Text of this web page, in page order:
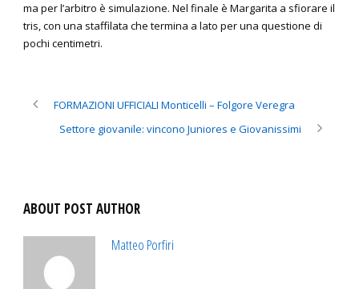
ma per l’arbitro è simulazione. Nel finale è Margarita a sfiorare il
tris, con una staffilata che termina a lato per una questione di
pochi centimetri.
FORMAZIONI UFFICIALI Monticelli – Folgore Veregra
Settore giovanile: vincono Juniores e Giovanissimi
ABOUT POST AUTHOR
Matteo Porfiri